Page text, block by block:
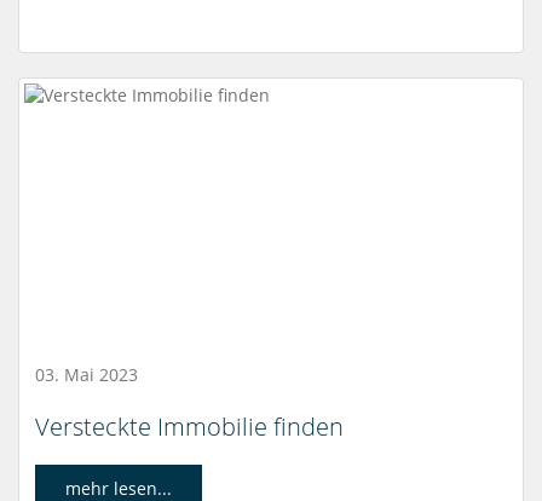
03. Mai 2023
Versteckte Immobilie finden
mehr lesen...